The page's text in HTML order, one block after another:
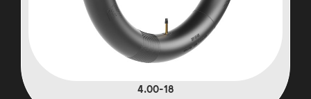
4.00-18